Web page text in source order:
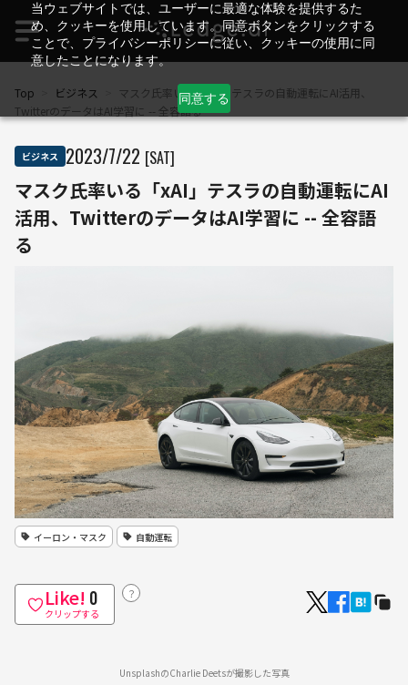
当ウェブサイトでは、ユーザーに最適な体験を提供するた
め、クッキーを使用しています。同意ボタンをクリックする
ことで、プライバシーポリシーに従い、クッキーの使用に同
意したことになります。
同意する
Top ビジネス
マスク氏率いる「xAI」テスラの自動運転にAI活用、
TwitterのデータはAI学習に -- 全容語る
ビジネス 2023/7/22 [SAT]
マスク氏率いる「xAI」テスラの自動運転にAI
活用、TwitterのデータはAI学習に -- 全容語
る
イーロン・マスク 自動運転
Like! 0
クリップする
？
UnsplashのCharlie Deetsが撮影した写真